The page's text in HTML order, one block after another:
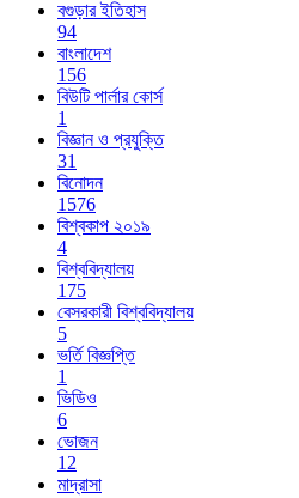
বগুড়ার ইতিহাস
94
বাংলাদেশ
156
বিউটি পার্লার কোর্স
1
বিজ্ঞান ও প্রযুক্তি
31
বিনোদন
1576
বিশ্বকাপ ২০১৯
4
বিশ্ববিদ্যালয়
175
বেসরকারী বিশ্ববিদ্যালয়
5
ভর্তি বিজ্ঞপ্তি
1
ভিডিও
6
ভোজন
12
মাদ্রাসা